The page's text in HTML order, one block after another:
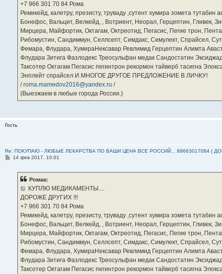
‪+7 966 301 70 84‬ Рома
Ремикейд, калетру, презисту, труваду ,сутент хумира зомета
Бонефос, Вальцит, Велкейд, , Вотриент, Неорал, Герцептин, Гливек,
Мирцера, Майфортик, Октагам, Октреотид, Пегасис, Пегие трон,
Рибомустин, Сандиммун, Селлсепт, Симдакс, Симулект, Спрайсел,
Фемара, Флудара, ХумираНексавар Ревлимид Герцептин Алимта
Флудара Зитига Фазлодекс Треосульфан медак Сандостатин
Таксотер Октагам Пегасис пегинтрон рекормон тайверб тасигна
Энплейт спрайсел И МНОГОЕ ДРУГОЕ ПРЕДЛОЖЕНИЕ В ЛИЧКУ!
/roma.mamedov2016@yandex.ru /
(Выезжаем в любые города России.)
Гость
Re: ПОКУПАЮ - ЛЮБЫЕ ЛЕКАРСТВА ПО ВАШИ ЦЕНА ВСЕ РОССИЙ... 89663017084 (
С14 фев 2017, 10:01
Ромаа:
КУПЛЮ МЕДИКАМЕНТЫ....
ДОРОЖЕ ДРУГИХ !!!
‪+7 966 301 70 84‬ Рома
Ремикейд, калетру, презисту, труваду ,сутент хумира зомета
Бонефос, Вальцит, Велкейд, , Вотриент, Неорал, Герцептин, Гливек,
Мирцера, Майфортик, Октагам, Октреотид, Пегасис, Пегие трон,
Рибомустин, Сандиммун, Селлсепт, Симдакс, Симулект, Спрайсел,
Фемара, Флудара, ХумираНексавар Ревлимид Герцептин Алимта
Флудара Зитига Фазлодекс Треосульфан медак Сандостатин
Таксотер Октагам Пегасис пегинтрон рекормон тайверб тасигна